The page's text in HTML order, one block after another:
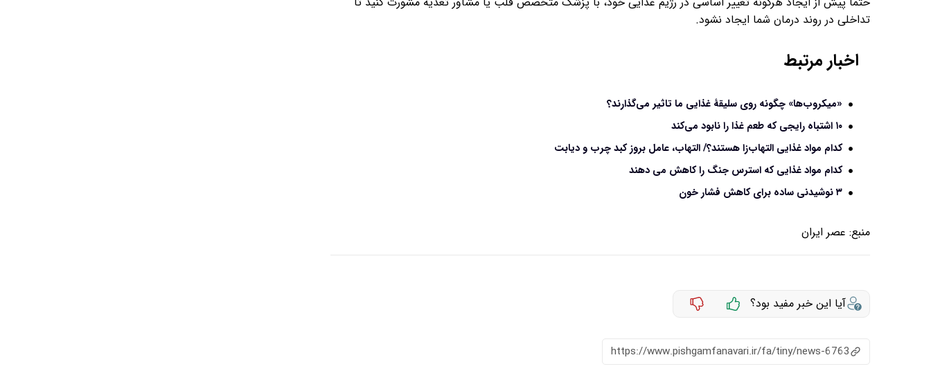
تداخلی در روند درمان شما ایجاد نشود.
اخبار مرتبط
«میکروب‌ها» چگونه روی سلیقۀ غذایی ما تاثیر می‌گذارند؟
۱۰ اشتباه رایجی که طعم غذا را نابود می‌کند
کدام مواد غذایی التهاب‌زا هستند؟/ التهاب، عامل بروز کبد چرب و دیابت
کدام مواد غذایی که استرس جنگ را کاهش می‌ دهند
۳ نوشیدنی ساده برای کاهش فشار خون
منبع: عصر ایران
آیا این خبر مفید بود؟
https://www.pishgamfanavari.ir/fa/tiny/news-6763